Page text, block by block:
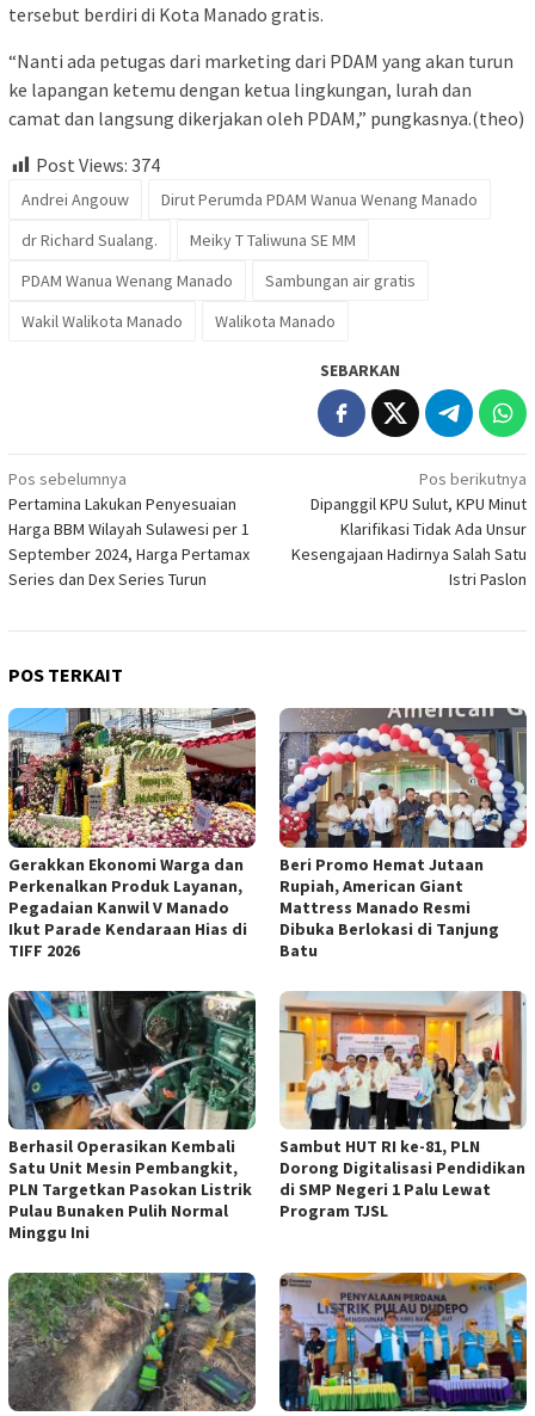
tersebut berdiri di Kota Manado gratis.
“Nanti ada petugas dari marketing dari PDAM yang akan turun
ke lapangan ketemu dengan ketua lingkungan, lurah dan
camat dan langsung dikerjakan oleh PDAM,” pungkasnya.(theo)
Post Views: 374
Andrei Angouw
Dirut Perumda PDAM Wanua Wenang Manado
dr Richard Sualang.
Meiky T Taliwuna SE MM
PDAM Wanua Wenang Manado
Sambungan air gratis
Wakil Walikota Manado
Walikota Manado
SEBARKAN
Navigasi
pos
Pos sebelumnya
Pertamina Lakukan Penyesuaian
Harga BBM Wilayah Sulawesi per 1
September 2024, Harga Pertamax
Series dan Dex Series Turun
Pos berikutnya
Dipanggil KPU Sulut, KPU Minut
Klarifikasi Tidak Ada Unsur
Kesengajaan Hadirnya Salah Satu
Istri Paslon
POS TERKAIT
Gerakkan Ekonomi Warga dan
Perkenalkan Produk Layanan,
Pegadaian Kanwil V Manado
Ikut Parade Kendaraan Hias di
TIFF 2026
Beri Promo Hemat Jutaan
Rupiah, American Giant
Mattress Manado Resmi
Dibuka Berlokasi di Tanjung
Batu
Berhasil Operasikan Kembali
Satu Unit Mesin Pembangkit,
PLN Targetkan Pasokan Listrik
Pulau Bunaken Pulih Normal
Minggu Ini
Sambut HUT RI ke-81, PLN
Dorong Digitalisasi Pendidikan
di SMP Negeri 1 Palu Lewat
Program TJSL